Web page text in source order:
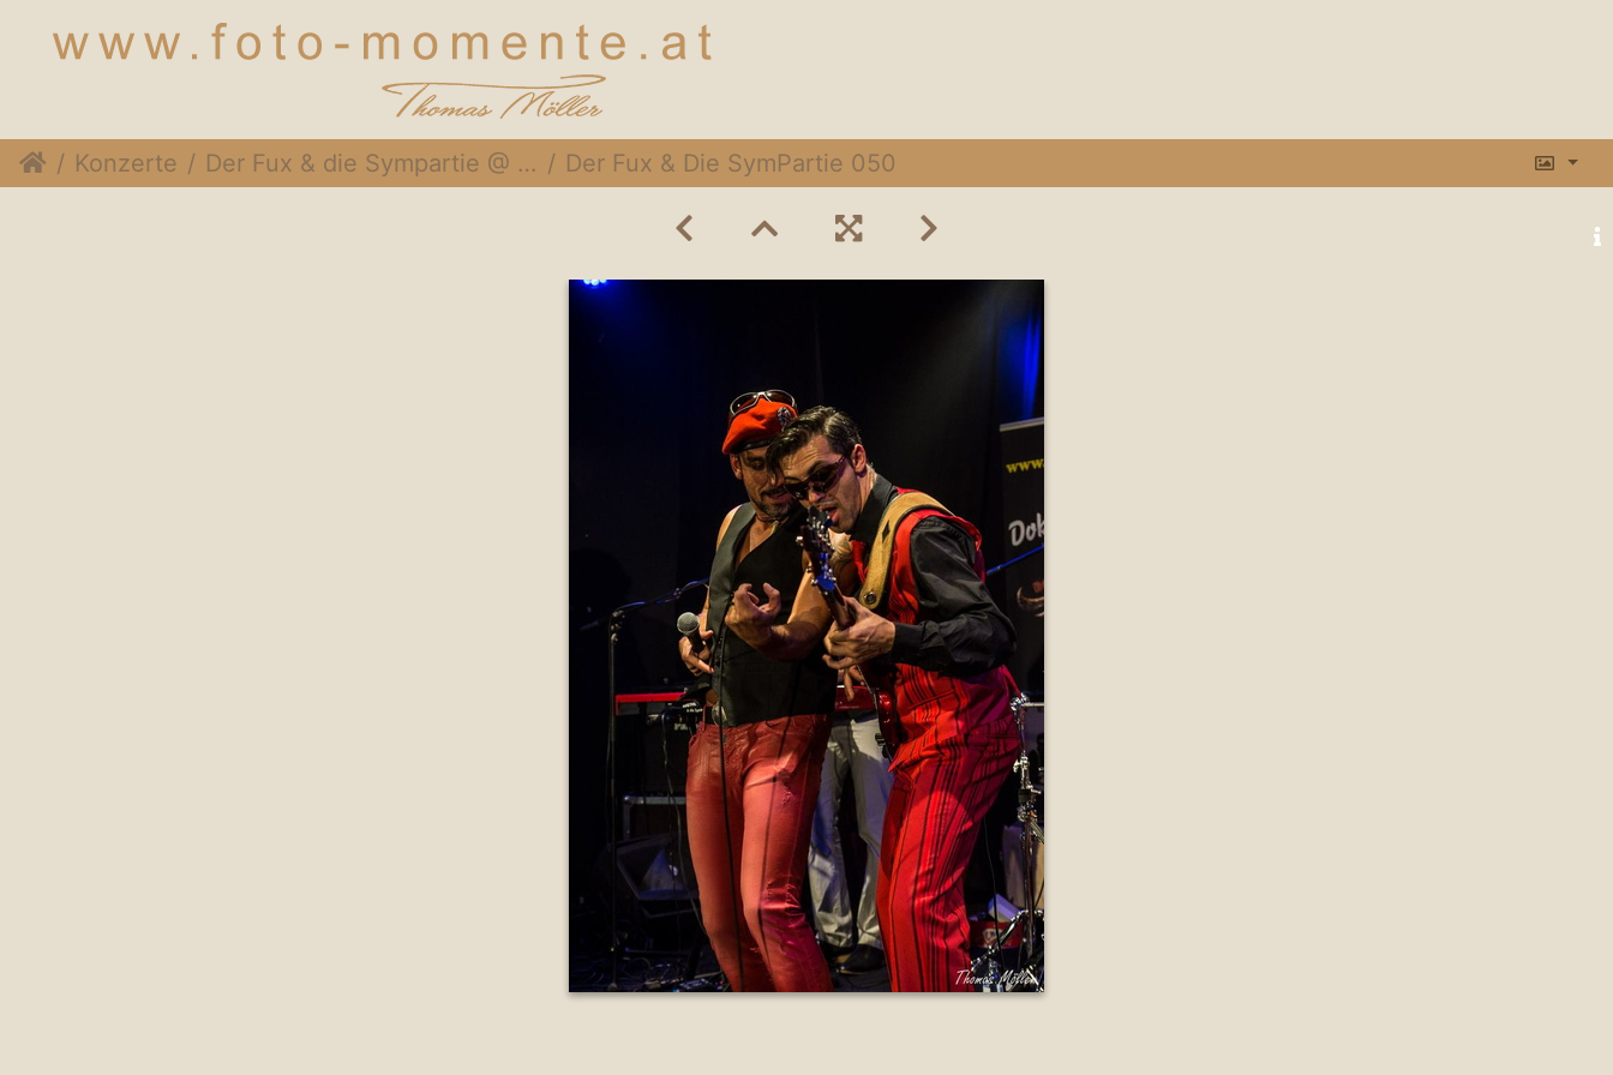
Konzerte Der Fux & die Sympartie @ Rothneusiedlerhof Wien, 24. November 2014 Der Fux & Die SymPartie 050